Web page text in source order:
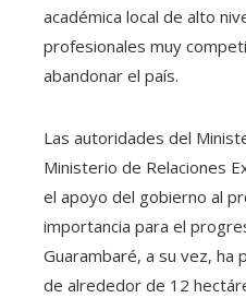
académica local de alto
profesionales muy
abandonar el país.
Las autoridades del
Ministerio de Relaciones
el apoyo del gobierno al
importancia para el
Guarambaré, a su vez, ha
de alrededor de 12